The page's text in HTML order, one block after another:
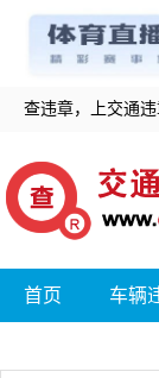
查违章，上交通违
首页 车辆